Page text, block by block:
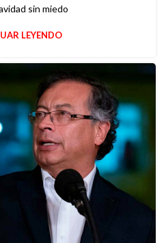
sin miedo
LEYENDO